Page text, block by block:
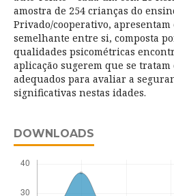
amostra de 254 crianças do
Privado/cooperativo,
semelhante entre si, composta
qualidades psicométricas
aplicação sugerem que se
adequados para avaliar a
significativas nestas idades.
DOWNLOADS